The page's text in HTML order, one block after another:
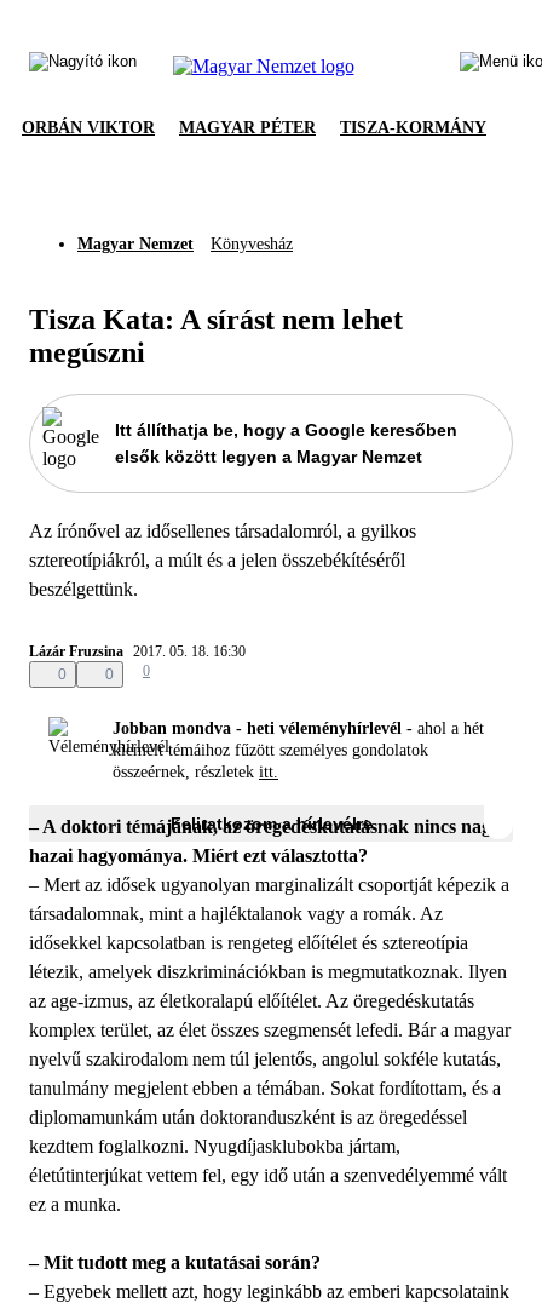
ORBÁN VIKTOR MAGYAR PÉTER TISZA-KORMÁNY
Magyar Nemzet Könyvesház
Tisza Kata: A sírást nem lehet
megúszni
Itt állíthatja be, hogy a Google keresőben
elsők között legyen a Magyar Nemzet
Az írónővel az idősellenes társadalomról, a gyilkos
sztereotípiákról, a múlt és a jelen összebékítéséről
beszélgettünk.
Lázár Fruzsina 2017. 05. 18. 16:30
0
0 0
Jobban mondva - heti véleményhírlevél - ahol a hét
kiemelt témáihoz fűzött személyes gondolatok
összeérnek, részletek itt.
Feliratkozom a hírlevélre
– A doktori témájának, az öregedéskutatásnak nincs nagy
hazai hagyománya. Miért ezt választotta?
– Mert az idősek ugyanolyan marginalizált csoportját képezik a
társadalomnak, mint a hajléktalanok vagy a romák. Az
idősekkel kapcsolatban is rengeteg előítélet és sztereotípia
létezik, amelyek diszkriminációkban is megmutatkoznak. Ilyen
az age-izmus, az életkoralapú előítélet. Az öregedéskutatás
komplex terület, az élet összes szegmensét lefedi. Bár a magyar
nyelvű szakirodalom nem túl jelentős, angolul sokféle kutatás,
tanulmány megjelent ebben a témában. Sokat fordítottam, és a
diplomamunkám után doktoranduszként is az öregedéssel
kezdtem foglalkozni. Nyugdíjasklubokba jártam,
életútinterjúkat vettem fel, egy idő után a szenvedélyemmé vált
ez a munka.
– Mit tudott meg a kutatásai során?
– Egyebek mellett azt, hogy leginkább az emberi kapcsolataink